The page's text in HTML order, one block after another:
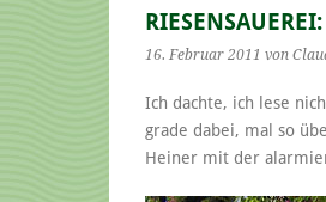
16. Februar 2011 von
Ich dachte, ich lese
grade dabei, mal so
Heiner mit der